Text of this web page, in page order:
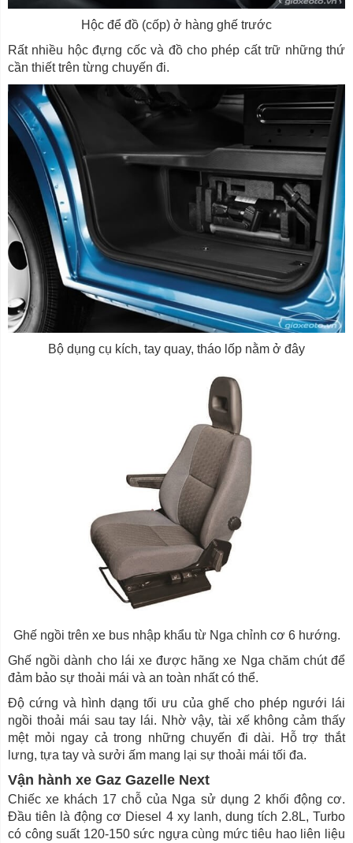
Hộc để đồ (cốp) ở hàng ghế trước
Rất nhiều hộc đựng cốc và đồ cho phép cất trữ những thứ
cần thiết trên từng chuyến đi.
Bộ dụng cụ kích, tay quay, tháo lốp nằm ở đây
Ghế ngồi trên xe bus nhập khẩu từ Nga chỉnh cơ 6 hướng.
Ghế ngồi dành cho lái xe được hãng xe Nga chăm chút để
đảm bảo sự thoải mái và an toàn nhất có thể.
Độ cứng và hình dạng tối ưu của ghế cho phép ngưới lái
ngồi thoải mái sau tay lái. Nhờ vậy, tài xế không cảm thấy
mệt mỏi ngay cả trong những chuyến đi dài. Hỗ trợ thắt
lưng, tựa tay và sưởi ấm mang lại sự thoải mái tối đa.
Vận hành xe Gaz Gazelle Next
Chiếc xe khách 17 chỗ của Nga sử dụng 2 khối động cơ.
Đầu tiên là động cơ Diesel 4 xy lanh, dung tích 2.8L, Turbo
có công suất 120-150 sức ngựa cùng mức tiêu hao liên liệu